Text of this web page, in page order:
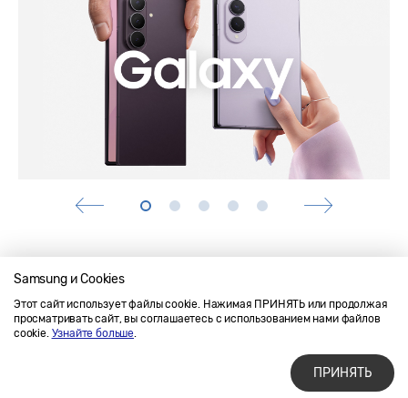
Samsung и Cookies
Этот сайт использует файлы cookie. Нажимая ПРИНЯТЬ или продолжая
просматривать сайт, вы соглашаетесь с использованием нами файлов
cookie. Узнайте больше.
ПРИНЯТЬ
Напишите нам
SAMSUNG.COM
Условия использования материалов